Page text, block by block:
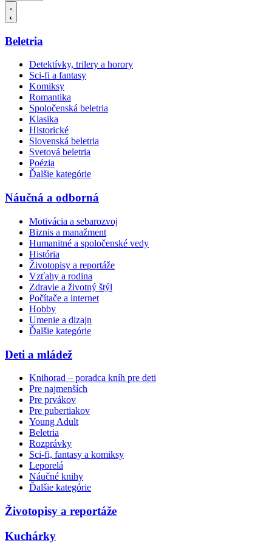
Beletria
Detektívky, trilery a horory
Sci-fi a fantasy
Komiksy
Romantika
Spoločenská beletria
Klasika
Historické
Slovenská beletria
Svetová beletria
Poézia
Ďalšie kategórie
Náučná a odborná
Motivácia a sebarozvoj
Biznis a manažment
Humanitné a spoločenské vedy
História
Životopisy a reportáže
Vzťahy a rodina
Zdravie a životný štýl
Počítače a internet
Hobby
Umenie a dizajn
Ďalšie kategórie
Deti a mládež
Knihorad – poradca kníh pre deti
Pre najmenších
Pre prvákov
Pre pubertiakov
Young Adult
Beletria
Rozprávky
Sci-fi, fantasy a komiksy
Leporelá
Náučné knihy
Ďalšie kategórie
Životopisy a reportáže
Kuchárky